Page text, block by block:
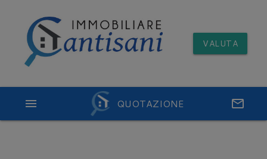
VALUTA
QUOTAZIONE email
menu